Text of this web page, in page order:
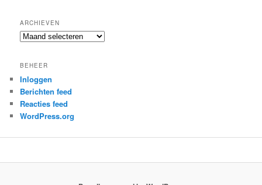
ARCHIEVEN
Archieven
BEHEER
Inloggen
Berichten feed
Reacties feed
WordPress.org